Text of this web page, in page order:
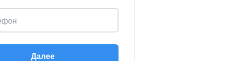
Далее